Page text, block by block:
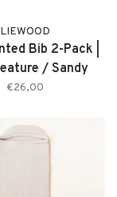
LIEWOOD
Bib 2-Pack |
/ Sandy
€26,00